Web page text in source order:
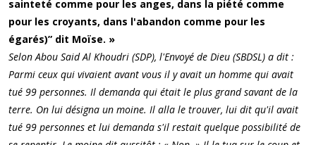
sainteté comme pour les anges, dans la piété comme
pour les croyants, dans l'abandon comme pour les
égarés)” dit Moïse. »
Selon Abou Said Al Khoudri (SDP), l'Envoyé de Dieu (SBDSL) a dit :
Parmi ceux qui vivaient avant vous il y avait un homme qui avait
tué 99 personnes. Il demanda qui était le plus grand savant de la
terre. On lui désigna un moine. Il alla le trouver, lui dit qu'il avait
tué 99 personnes et lui demanda s'il restait quelque possibilité de